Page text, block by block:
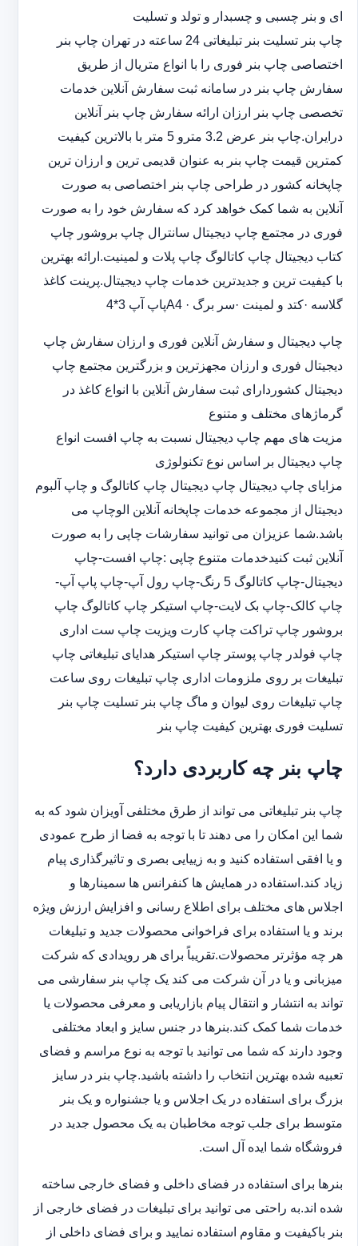
ای و بنر چسبی و چسبدار و تولد و تسلیت
چاپ بنر تسلیت بنر تبلیغاتی 24 ساعته در تهران چاپ بنر
اختصاصی چاپ بنر فوری را با انواع متریال از طریق
سفارش چاپ بنر در سامانه ثبت سفارش آنلاین خدمات
تخصصی چاپ بنر ارزان ارائه سفارش چاپ بنر آنلاین
درایران.چاپ بنر عرض 3.2 مترو 5 متر با بالاترین کیفیت
کمترین قیمت چاپ بنر به عنوان قدیمی ترین و ارزان ترین
چاپخانه کشور در طراحی چاپ بنر اختصاصی به صورت
آنلاین به شما کمک خواهد کرد که سفارش خود را به صورت
فوری در مجتمع چاپ دیجیتال سانترال چاپ بروشور چاپ
کتاب دیجیتال چاپ کاتالوگ چاپ پلات و لمینیت.ارائه بهترین
با کیفیت ترین و جدیدترین خدمات چاپ دیجیتال.پرینت کاغذ
گلاسه ·‎کتد و لمینت ·‎سر برگ A4 ·‎پاپ آپ 3*4
چاپ دیجیتال و سفارش آنلاین فوری و ارزان سفارش چاپ
دیجیتال فوری و ارزان مجهزترین و بزرگترین مجتمع چاپ
دیجیتال کشوردارای ثبت سفارش آنلاین با انواع کاغذ در
گرماژهای مختلف و متنوع
مزیت های مهم چاپ دیجیتال نسبت به چاپ افست انواع
چاپ دیجیتال بر اساس نوع تکنولوژی
مزایای چاپ دیجیتال چاپ دیجیتال چاپ کاتالوگ و چاپ آلبوم
دیجیتال از مجموعه خدمات چاپخانه آنلاین الوچاپ می
باشد.شما عزیزان می توانید سفارشات چاپی را به صورت
آنلاین ثبت کنیدخدمات متنوع چاپی :چاپ افست-چاپ
دیجیتال-چاپ کاتالوگ 5 رنگ-چاپ رول آپ-چاپ پاپ آپ-
چاپ کالک-چاپ بک لایت-چاپ استیکر چاپ کاتالوگ چاپ
بروشور چاپ تراکت چاپ کارت ویزیت چاپ ست اداری
چاپ فولدر چاپ پوستر چاپ استیکر هدایای تبلیغاتی چاپ
تبلیغات بر روی ملزومات اداری چاپ تبلیغات روی ساعت
چاپ تبلیغات روی لیوان و ماگ چاپ بنر تسلیت چاپ بنر
تسلیت فوری بهترین کیفیت چاپ بنر
چاپ بنر چه کاربردی دارد؟
چاپ بنر تبلیغاتی می تواند از طرق مختلفی آویزان شود که به
شما این امکان را می دهند تا با توجه به فضا از طرح عمودی
و یا افقی استفاده کنید و به زییایی بصری و تاثیرگذاری پیام
زیاد کند.استفاده در همایش ها کنفرانس ها سمینارها و
اجلاس های مختلف برای اطلاع رسانی و افزایش ارزش ویژه
برند و یا استفاده برای فراخوانی محصولات جدید و تبلیغات
هر چه مؤثرتر محصولات.تقریباً برای هر رویدادی که شرکت
میزبانی و یا در آن شرکت می کند یک چاپ بنر سفارشی می
تواند به انتشار و انتقال پیام بازاریابی و معرفی محصولات یا
خدمات شما کمک کند.بنرها در جنس سایز و ابعاد مختلفی
وجود دارند که شما می توانید با توجه به نوع مراسم و فضای
تعبیه شده بهترین انتخاب را داشته باشید.چاپ بنر در سایز
بزرگ برای استفاده در یک اجلاس و یا جشنواره و یک بنر
متوسط برای جلب توجه مخاطبان به یک محصول جدید در
فروشگاه شما ایده آل است.
بنرها برای استفاده در فضای داخلی و فضای خارجی ساخته
شده اند.به راحتی می توانید برای تبلیغات در فضای خارجی از
بنر باکیفیت و مقاوم استفاده نمایید و برای فضای داخلی از